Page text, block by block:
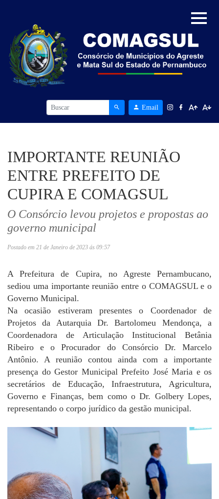
Email
IMPORTANTE REUNIÃO
ENTRE PREFEITO DE
CUPIRA E COMAGSUL
O Consórcio levou projetos e propostas ao
governo municipal
Postado em 21 de Janeiro de 2023 ás 09:57
A Prefeitura de Cupira, no Agreste Pernambucano,
sediou uma importante reunião entre o COMAGSUL e o
Governo Municipal.
Na ocasião estiveram presentes o Coordenador de
Projetos da Autarquia Dr. Bartolomeu Mendonça, a
Coordenadora de Articulação Institucional Betânia
Ribeiro e o Procurador do Consórcio Dr. Marcelo
Antônio. A reunião contou ainda com a importante
presença do Gestor Municipal Prefeito José Maria e os
secretários de Educação, Infraestrutura, Agricultura,
Governo e Finanças, bem como o Dr. Golbery Lopes,
representando o corpo jurídico da gestão municipal.